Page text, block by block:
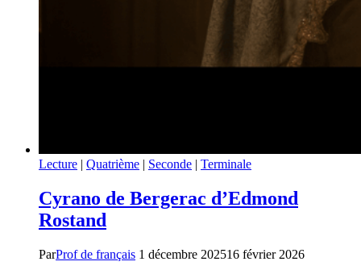
Lecture | Quatrième | Seconde | Terminale
Cyrano de Bergerac d’Edmond
Rostand
ParProf de français 1 décembre 202516 février 2026